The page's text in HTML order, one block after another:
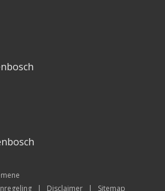
| Disclaimer | Sitemap